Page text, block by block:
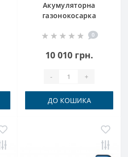
Акумуляторна
газонокосарка
АКБ та ЗП)
0
10 010 грн.
- +
ДО КОШИКА